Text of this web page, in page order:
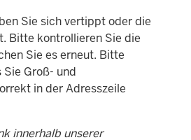
Sie sich vertippt oder die
Bitte kontrollieren Sie die
Sie es erneut. Bitte
Sie Groß- und
in der Adresszeile
innerhalb unserer